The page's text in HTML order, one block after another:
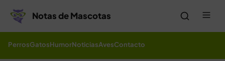
Notas de Mascotas
PerrosGatosHumorNoticiasAvesContacto